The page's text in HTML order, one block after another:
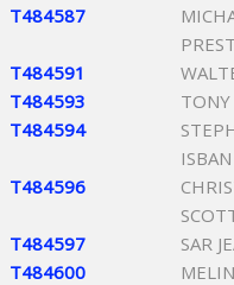
T484587
T484591
T484593
T484594
ISBAN
T484596
T484597 SAR
T484600